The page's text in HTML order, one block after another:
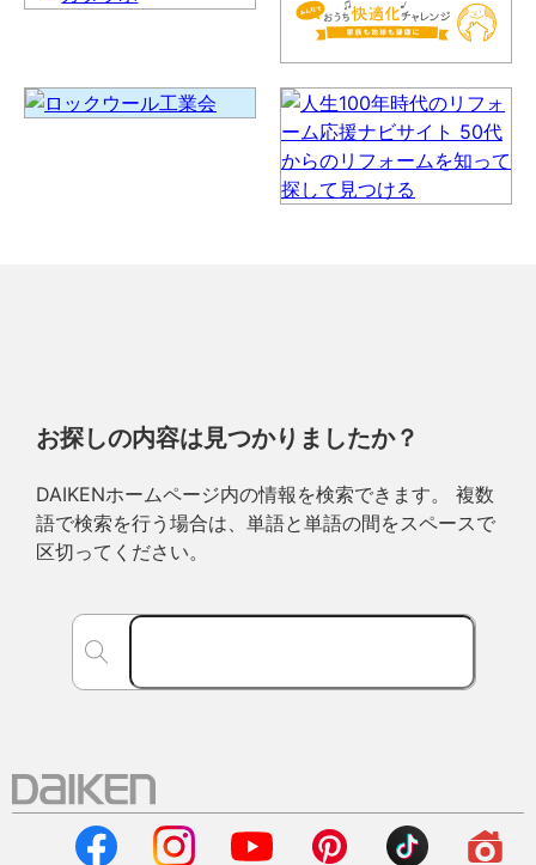
お探しの内容は見つかりましたか？
DAIKENホームページ内の情報を検索できます。 複数
語で検索を行う場合は、単語と単語の間をスペースで
区切ってください。